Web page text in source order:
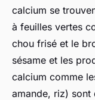
calcium se
à feuilles vertes
chou frisé et le
sésame et les
calcium comme
amande, riz) sont